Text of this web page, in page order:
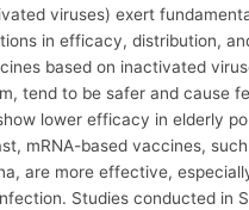
viruses) exert
in efficacy, distribution,
based on inactivated
tend to be safer and cause
lower efficacy in elderly
mRNA-based vaccines,
are more effective,
Studies conducted in